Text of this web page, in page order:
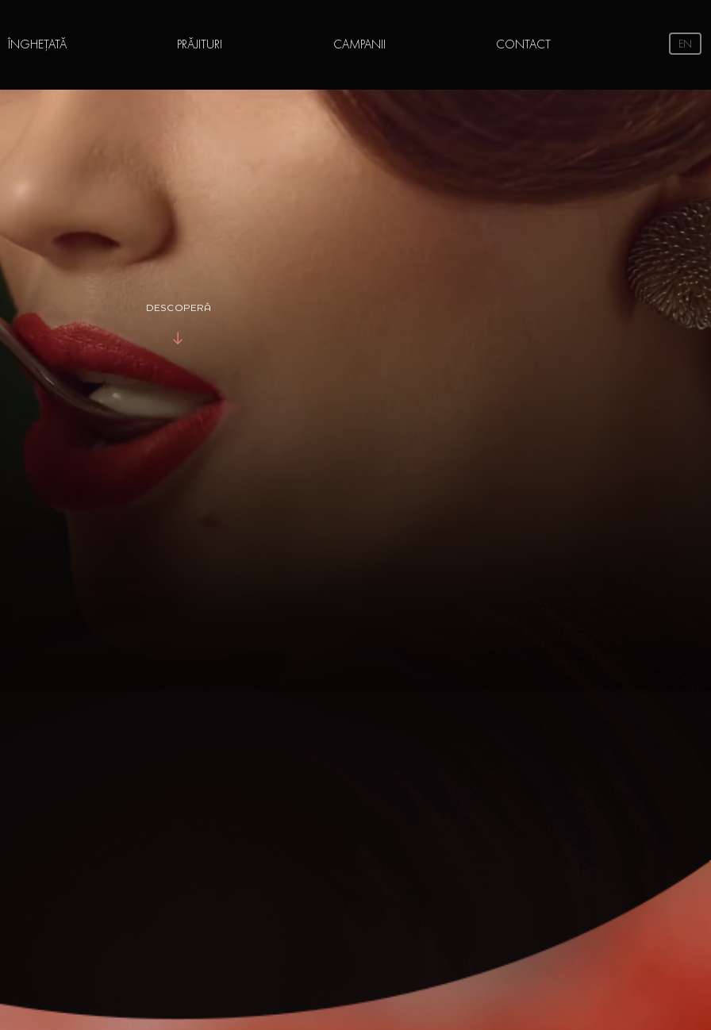
ÎNGHEȚATĂ PRĂJITURI CAMPANII CONTACT EN
DESCOPERĂ